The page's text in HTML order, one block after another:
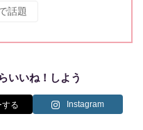
話題
いいね！しよう
Instagram